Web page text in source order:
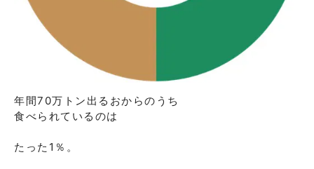
年間70万トン出るおからのうち
⾷べられているのは
たった1％。